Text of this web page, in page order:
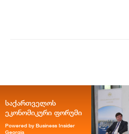
საქართველოს
ეკონომიკური ფორუმი
Powered by Business Insider
Georgia